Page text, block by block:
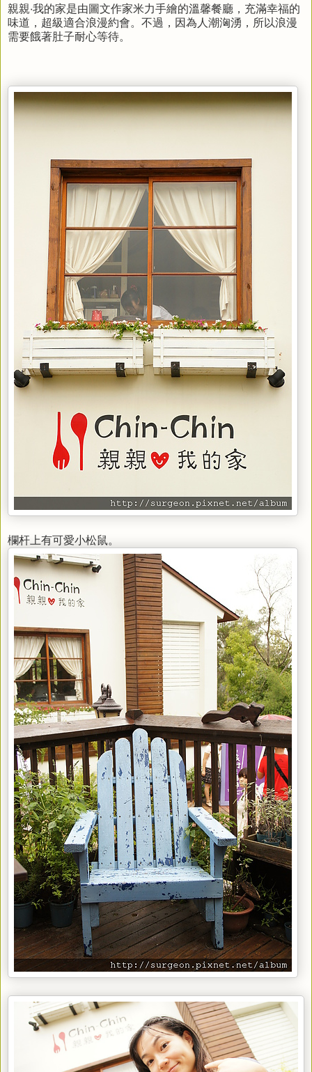
親親‧我的家是由圖文作家米力手繪的溫馨餐廳，充滿幸福的
味道，超級適合浪漫約會。不過，因為人潮洶湧，所以浪漫
需要餓著肚子耐心等待。
欄杆上有可愛小松鼠。